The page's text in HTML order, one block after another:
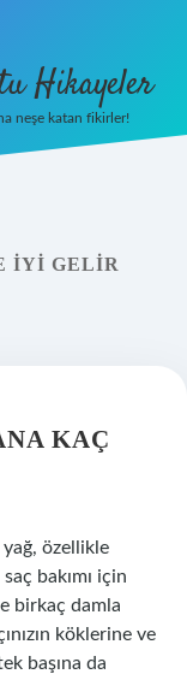
Hikayeler
neşe katan fikirler!
IYI GELIR
KAÇ
yağ, özellikle
bakımı için
birkaç damla
köklerine ve
başına da